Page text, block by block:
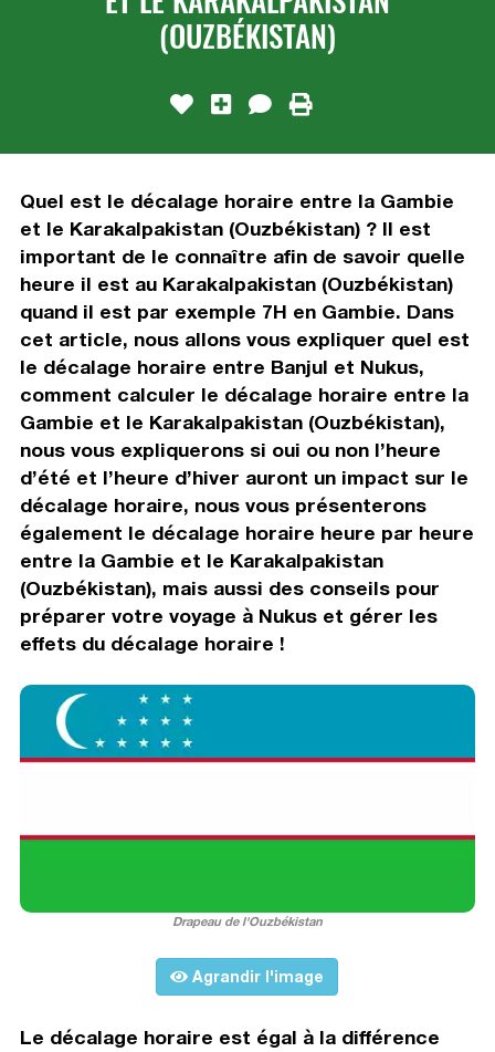
(OUZBÉKISTAN)
Quel est le décalage horaire entre la Gambie
et le Karakalpakistan (Ouzbékistan) ? Il est
important de le connaître afin de savoir quelle
heure il est au Karakalpakistan (Ouzbékistan)
quand il est par exemple 7H en Gambie. Dans
cet article, nous allons vous expliquer quel est
le décalage horaire entre Banjul et Nukus,
comment calculer le décalage horaire entre la
Gambie et le Karakalpakistan (Ouzbékistan),
nous vous expliquerons si oui ou non l’heure
d’été et l’heure d’hiver auront un impact sur le
décalage horaire, nous vous présenterons
également le décalage horaire heure par heure
entre la Gambie et le Karakalpakistan
(Ouzbékistan), mais aussi des conseils pour
préparer votre voyage à Nukus et gérer les
effets du décalage horaire !
Drapeau de l'Ouzbékistan
Agrandir l'image
Le décalage horaire est égal à la différence